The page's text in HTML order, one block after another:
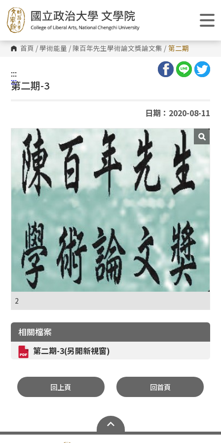
跳
到
主
要
內
容
區 首頁 /學術能量 / 陳百年先生學術論文獎論文集 / 第二期
:::
:::
第二期-3
日期：2020-08-11
2
相關檔案
第二期-3(另開新視窗)
回上頁 回首頁